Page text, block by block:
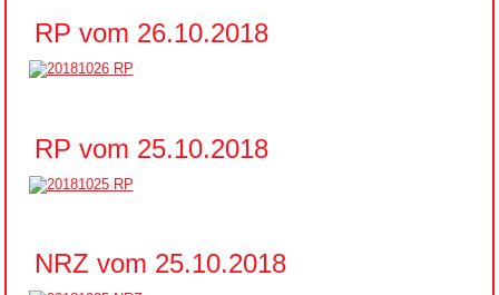
RP vom 26.10.2018
RP vom 25.10.2018
NRZ vom 25.10.2018